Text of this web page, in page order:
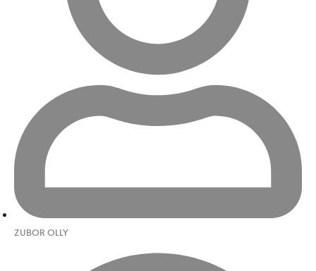
ZUBOR OLLY